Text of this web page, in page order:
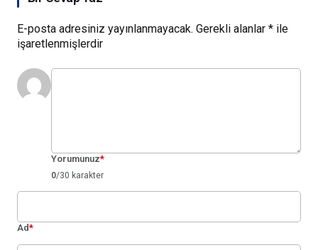
E-posta adresiniz yayınlanmayacak. Gerekli alanlar * ile
işaretlenmişlerdir
Yorumunuz*
0/30 karakter
Ad*